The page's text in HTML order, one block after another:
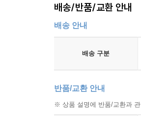
배송/반품/교환 안내
배송 안내
배송 구분
반품/교환 안내
※ 상품 설명에 반품/교환과